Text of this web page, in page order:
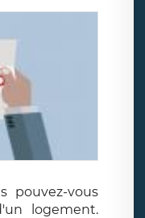
pouvez-vous
logement.